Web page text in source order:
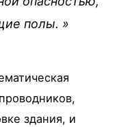
полы. »
здания, и